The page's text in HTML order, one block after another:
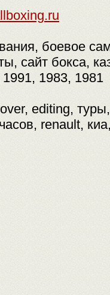
боевое
сайт бокса,
1983, 1981
editing,
renault,